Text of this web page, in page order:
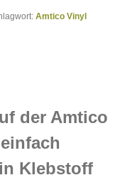
Amtico Vinyl
der Amtico
Klebstoff